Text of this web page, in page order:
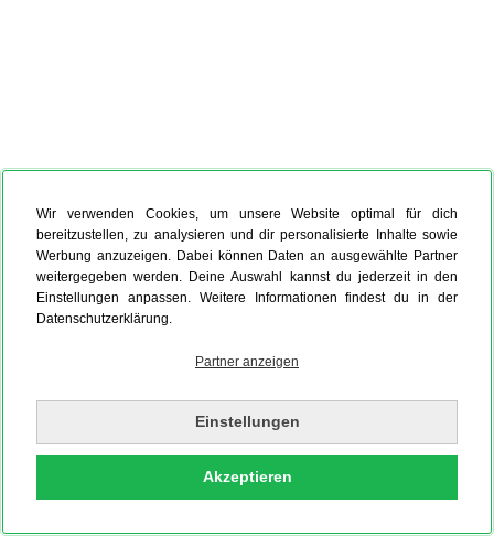
Wir verwenden Cookies, um unsere Website optimal für dich
bereitzustellen, zu analysieren und dir personalisierte Inhalte sowie
Werbung anzuzeigen. Dabei können Daten an ausgewählte Partner
weitergegeben werden. Deine Auswahl kannst du jederzeit in den
Einstellungen anpassen. Weitere Informationen findest du in der
Datenschutzerklärung.
Partner anzeigen
Einstellungen
Akzeptieren